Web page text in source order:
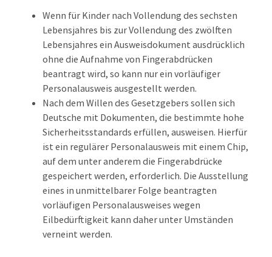
Wenn für Kinder nach Vollendung des sechsten
Lebensjahres bis zur Vollendung des zwölften
Lebensjahres ein Ausweisdokument ausdrücklich
ohne die Aufnahme von Fingerabdrücken
beantragt wird, so kann nur ein vorläufiger
Personalausweis ausgestellt werden.
Nach dem Willen des Gesetzgebers sollen sich
Deutsche mit Dokumenten, die bestimmte hohe
Sicherheitsstandards erfüllen, ausweisen. Hierfür
ist ein regulärer Personalausweis mit einem Chip,
auf dem unter anderem die Fingerabdrücke
gespeichert werden, erforderlich. Die Ausstellung
eines in unmittelbarer Folge beantragten
vorläufigen Personalausweises wegen
Eilbedürftigkeit kann daher unter Umständen
verneint werden.